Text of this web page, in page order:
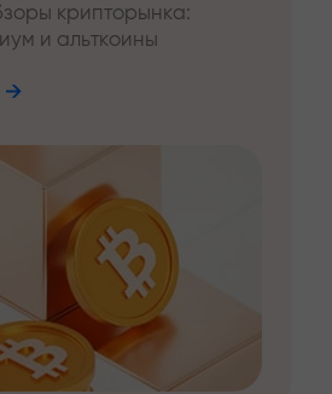
крипторынка:
и альткоины